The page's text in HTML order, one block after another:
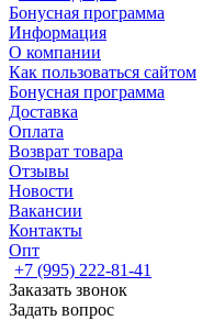
Бонусная программа
Информация
О компании
Как пользоваться сайтом
Бонусная программа
Доставка
Оплата
Возврат товара
Отзывы
Новости
Вакансии
Контакты
Опт
+7 (995) 222-81-41
Заказать звонок
Задать вопрос